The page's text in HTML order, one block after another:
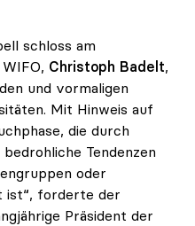
schloss am
Christoph Badelt,
und vormaligen
Mit Hinweis auf
die durch
Tendenzen
oder
ist“, forderte der
Präsident der